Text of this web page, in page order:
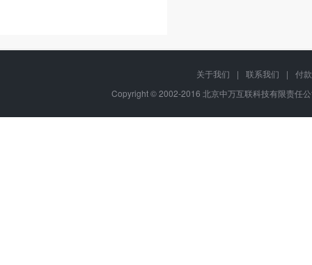
关于我们 | 联系我们 |
付
Copyright © 2002-2016 北京中万互联科技有限责任